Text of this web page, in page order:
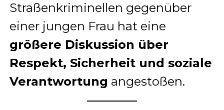
Straßenkriminellen gegenüber
einer jungen Frau hat eine
größere Diskussion über
Respekt, Sicherheit und soziale
Verantwortung angestoßen.